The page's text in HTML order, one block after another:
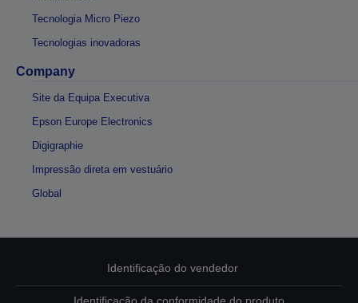
Tecnologia Micro Piezo
Tecnologias inovadoras
Company
Site da Equipa Executiva
Epson Europe Electronics
Digigraphie
Impressão direta em vestuário
Global
Identificação do vendedor